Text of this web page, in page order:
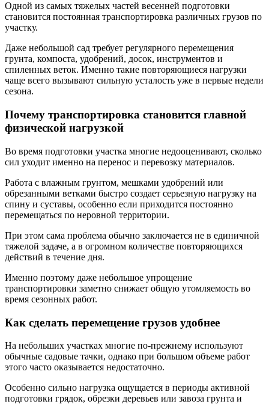
Одной из самых тяжелых частей весенней подготовки
становится постоянная транспортировка различных грузов по
участку.
Даже небольшой сад требует регулярного перемещения
грунта, компоста, удобрений, досок, инструментов и
спиленных веток. Именно такие повторяющиеся нагрузки
чаще всего вызывают сильную усталость уже в первые недели
сезона.
Почему транспортировка становится главной
физической нагрузкой
Во время подготовки участка многие недооценивают, сколько
сил уходит именно на перенос и перевозку материалов.
Работа с влажным грунтом, мешками удобрений или
обрезанными ветками быстро создает серьезную нагрузку на
спину и суставы, особенно если приходится постоянно
перемещаться по неровной территории.
При этом сама проблема обычно заключается не в единичной
тяжелой задаче, а в огромном количестве повторяющихся
действий в течение дня.
Именно поэтому даже небольшое упрощение
транспортировки заметно снижает общую утомляемость во
время сезонных работ.
Как сделать перемещение грузов удобнее
На небольших участках многие по-прежнему используют
обычные садовые тачки, однако при большом объеме работ
этого часто оказывается недостаточно.
Особенно сильно нагрузка ощущается в периоды активной
подготовки грядок, обрезки деревьев или завоза грунта и